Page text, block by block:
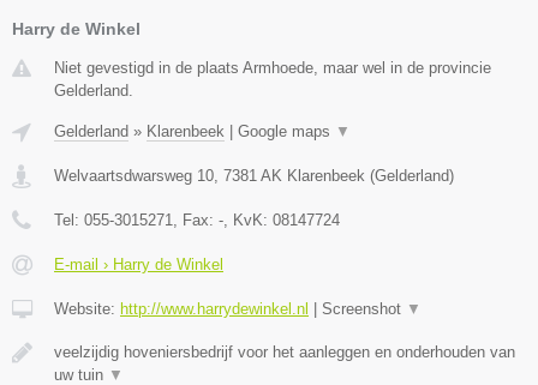
Harry de Winkel
Niet gevestigd in de plaats Armhoede, maar wel in de provincie
Gelderland.
Gelderland » Klarenbeek Google maps ▼
Welvaartsdwarsweg 10 7381 AK Klarenbeek (Gelderland)
Tel: 055-3015271 , Fax: - , KvK: 08147724
E-mail › Harry de Winkel
Website: http://www.harrydewinkel.nl Screenshot ▼
veelzijdig hoveniersbedrijf voor het aanleggen en onderhouden van
uw tuin ▼